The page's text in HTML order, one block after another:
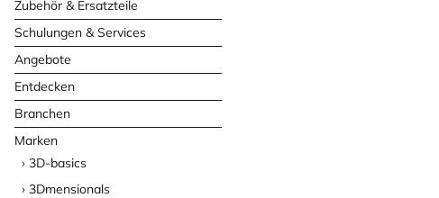
Zubehör & Ersatzteile
Schulungen & Services
Angebote
Entdecken
Branchen
Marken
3D-basics
3Dmensionals